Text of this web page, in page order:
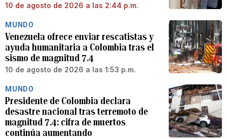
10 de agosto de 2026 a las 2:44 p.m.
MUNDO
Venezuela ofrece enviar rescatistas y
ayuda humanitaria a Colombia tras el
sismo de magnitud 7.4
10 de agosto de 2026 a las 1:53 p.m.
MUNDO
Presidente de Colombia declara
desastre nacional tras terremoto de
magnitud 7.4: cifra de muertos
continúa aumentando